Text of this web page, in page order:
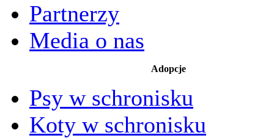
Partnerzy
Media o nas
Adopcje
Psy w schronisku
Koty w schronisku